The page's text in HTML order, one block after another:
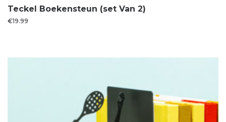
Teckel Boekensteun (set Van 2)
€19.99